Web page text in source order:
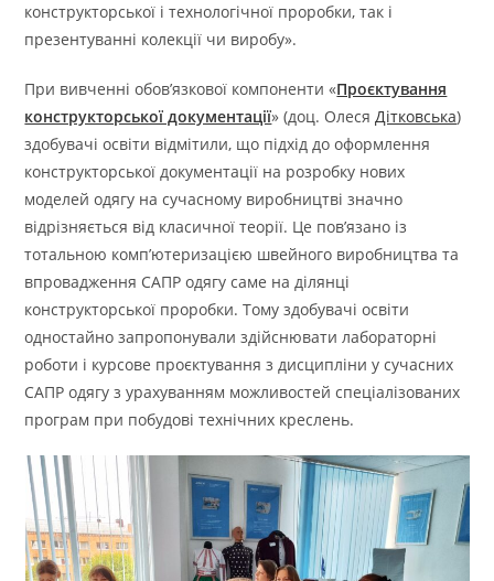
конструкторської і технологічної проробки, так і
презентуванні колекції чи виробу».
При вивченні обов’язкової компоненти «Проєктування
конструкторської документації» (доц. ОлесяДітковська)
здобувачі освіти відмітили, що підхід до оформлення
конструкторської документації на розробку нових
моделей одягу на сучасному виробництві значно
відрізняється від класичної теорії. Це пов’язано із
тотальною комп’ютеризацією швейного виробництва та
впровадження САПР одягу саме на ділянці
конструкторської проробки. Тому здобувачі освіти
одностайно запропонували здійснювати лабораторні
роботи і курсове проєктування з дисципліни у сучасних
САПР одягу з урахуванням можливостей спеціалізованих
програм при побудові технічних креслень.